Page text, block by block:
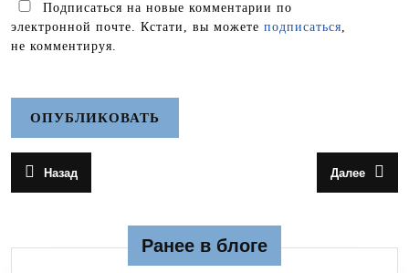
Подписаться на новые комментарии по
электронной почте. Кстати, вы можете подписаться,
не комментируя.
Навигация
по
Назад
Предыдущая
запись:
Далее
запись:
Ранее в блоге